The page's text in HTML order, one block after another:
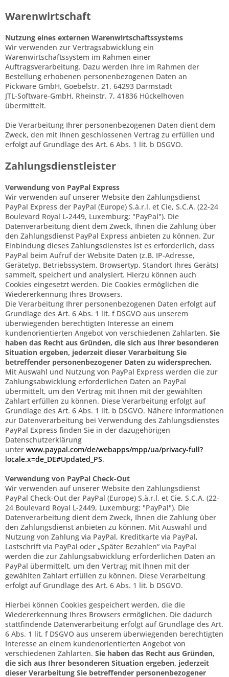
Warenwirtschaft
Nutzung eines externen Warenwirtschaftssystems
Wir verwenden zur Vertragsabwicklung ein
Warenwirtschaftssystem im Rahmen einer
Auftragsverarbeitung. Dazu werden Ihre im Rahmen der
Bestellung erhobenen personenbezogenen Daten an
Pickware GmbH, Goebelstr. 21, 64293 Darmstadt
JTL-Software-GmbH, Rheinstr. 7, 41836 Hückelhoven
übermittelt.
Die Verarbeitung Ihrer personenbezogenen Daten dient dem
Zweck, den mit Ihnen geschlossenen Vertrag zu erfüllen und
erfolgt auf Grundlage des Art. 6 Abs. 1 lit. b DSGVO.
Zahlungsdienstleister
Verwendung von PayPal Express
Wir verwenden auf unserer Website den Zahlungsdienst
PayPal Express der PayPal (Europe) S.à.r.l. et Cie, S.C.A. (22-24
Boulevard Royal L-2449, Luxemburg; "PayPal"). Die
Datenverarbeitung dient dem Zweck, Ihnen die Zahlung über
den Zahlungsdienst PayPal Express anbieten zu können. Zur
Einbindung dieses Zahlungsdienstes ist es erforderlich, dass
PayPal beim Aufruf der Website Daten (z.B. IP-Adresse,
Gerätetyp, Betriebssystem, Browsertyp, Standort Ihres Geräts)
sammelt, speichert und analysiert. Hierzu können auch
Cookies eingesetzt werden. Die Cookies ermöglichen die
Wiedererkennung Ihres Browsers.
Die Verarbeitung Ihrer personenbezogenen Daten erfolgt auf
Grundlage des Art. 6 Abs. 1 lit. f DSGVO aus unserem
überwiegenden berechtigten Interesse an einem
kundenorientierten Angebot von verschiedenen Zahlarten. Sie
haben das Recht aus Gründen, die sich aus Ihrer besonderen
Situation ergeben, jederzeit dieser Verarbeitung Sie
betreffender personenbezogener Daten zu widersprechen.
Mit Auswahl und Nutzung von PayPal Express werden die zur
Zahlungsabwicklung erforderlichen Daten an PayPal
übermittelt, um den Vertrag mit Ihnen mit der gewählten
Zahlart erfüllen zu können. Diese Verarbeitung erfolgt auf
Grundlage des Art. 6 Abs. 1 lit. b DSGVO. Nähere Informationen
zur Datenverarbeitung bei Verwendung des Zahlungsdienstes
PayPal Express finden Sie in der dazugehörigen
Datenschutzerklärung
unter www.paypal.com/de/webapps/mpp/ua/privacy-full?
locale.x=de_DE#Updated_PS.
Verwendung von PayPal Check-Out
Wir verwenden auf unserer Website den Zahlungsdienst
PayPal Check-Out der PayPal (Europe) S.à.r.l. et Cie, S.C.A. (22-
24 Boulevard Royal L-2449, Luxemburg; "PayPal"). Die
Datenverarbeitung dient dem Zweck, Ihnen die Zahlung über
den Zahlungsdienst anbieten zu können. Mit Auswahl und
Nutzung von Zahlung via PayPal, Kreditkarte via PayPal,
Lastschrift via PayPal oder „Später Bezahlen“ via PayPal
werden die zur Zahlungsabwicklung erforderlichen Daten an
PayPal übermittelt, um den Vertrag mit Ihnen mit der
gewählten Zahlart erfüllen zu können. Diese Verarbeitung
erfolgt auf Grundlage des Art. 6 Abs. 1 lit. b DSGVO.
Hierbei können Cookies gespeichert werden, die die
Wiedererkennung Ihres Browsers ermöglichen. Die dadurch
stattfindende Datenverarbeitung erfolgt auf Grundlage des Art.
6 Abs. 1 lit. f DSGVO aus unserem überwiegenden berechtigten
Interesse an einem kundenorientierten Angebot von
verschiedenen Zahlarten. Sie haben das Recht aus Gründen,
die sich aus Ihrer besonderen Situation ergeben, jederzeit
dieser Verarbeitung Sie betreffender personenbezogener